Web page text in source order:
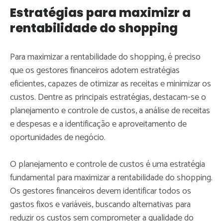
Estratégias para maximizr a
rentabilidade do shopping
Para maximizar a rentabilidade do shopping, é preciso
que os gestores financeiros adotem estratégias
eficientes, capazes de otimizar as receitas e minimizar os
custos. Dentre as principais estratégias, destacam-se o
planejamento e controle de custos, a análise de receitas
e despesas e a identificação e aproveitamento de
oportunidades de negócio.
O planejamento e controle de custos é uma estratégia
fundamental para maximizar a rentabilidade do shopping.
Os gestores financeiros devem identificar todos os
gastos fixos e variáveis, buscando alternativas para
reduzir os custos sem comprometer a qualidade do